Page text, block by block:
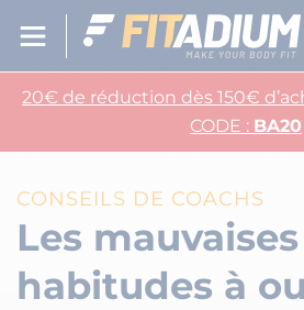
20€ de réduction dès 150€
CODE : BA20
CONSEILS DE COACHS
Les mauvaises
habitudes à